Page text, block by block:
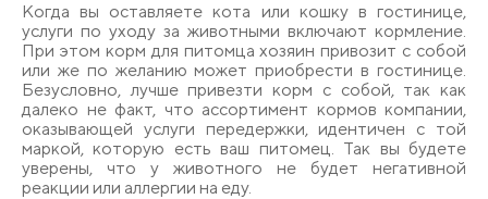
Когда вы оставляете кота или кошку в гостинице,
услуги по уходу за животными включают кормление.
При этом корм для питомца хозяин привозит с собой
или же по желанию может приобрести в гостинице.
Безусловно, лучше привезти корм с собой, так как
далеко не факт, что ассортимент кормов компании,
оказывающей услуги передержки, идентичен с той
маркой, которую есть ваш питомец. Так вы будете
уверены, что у животного не будет негативной
реакции или аллергии на еду.